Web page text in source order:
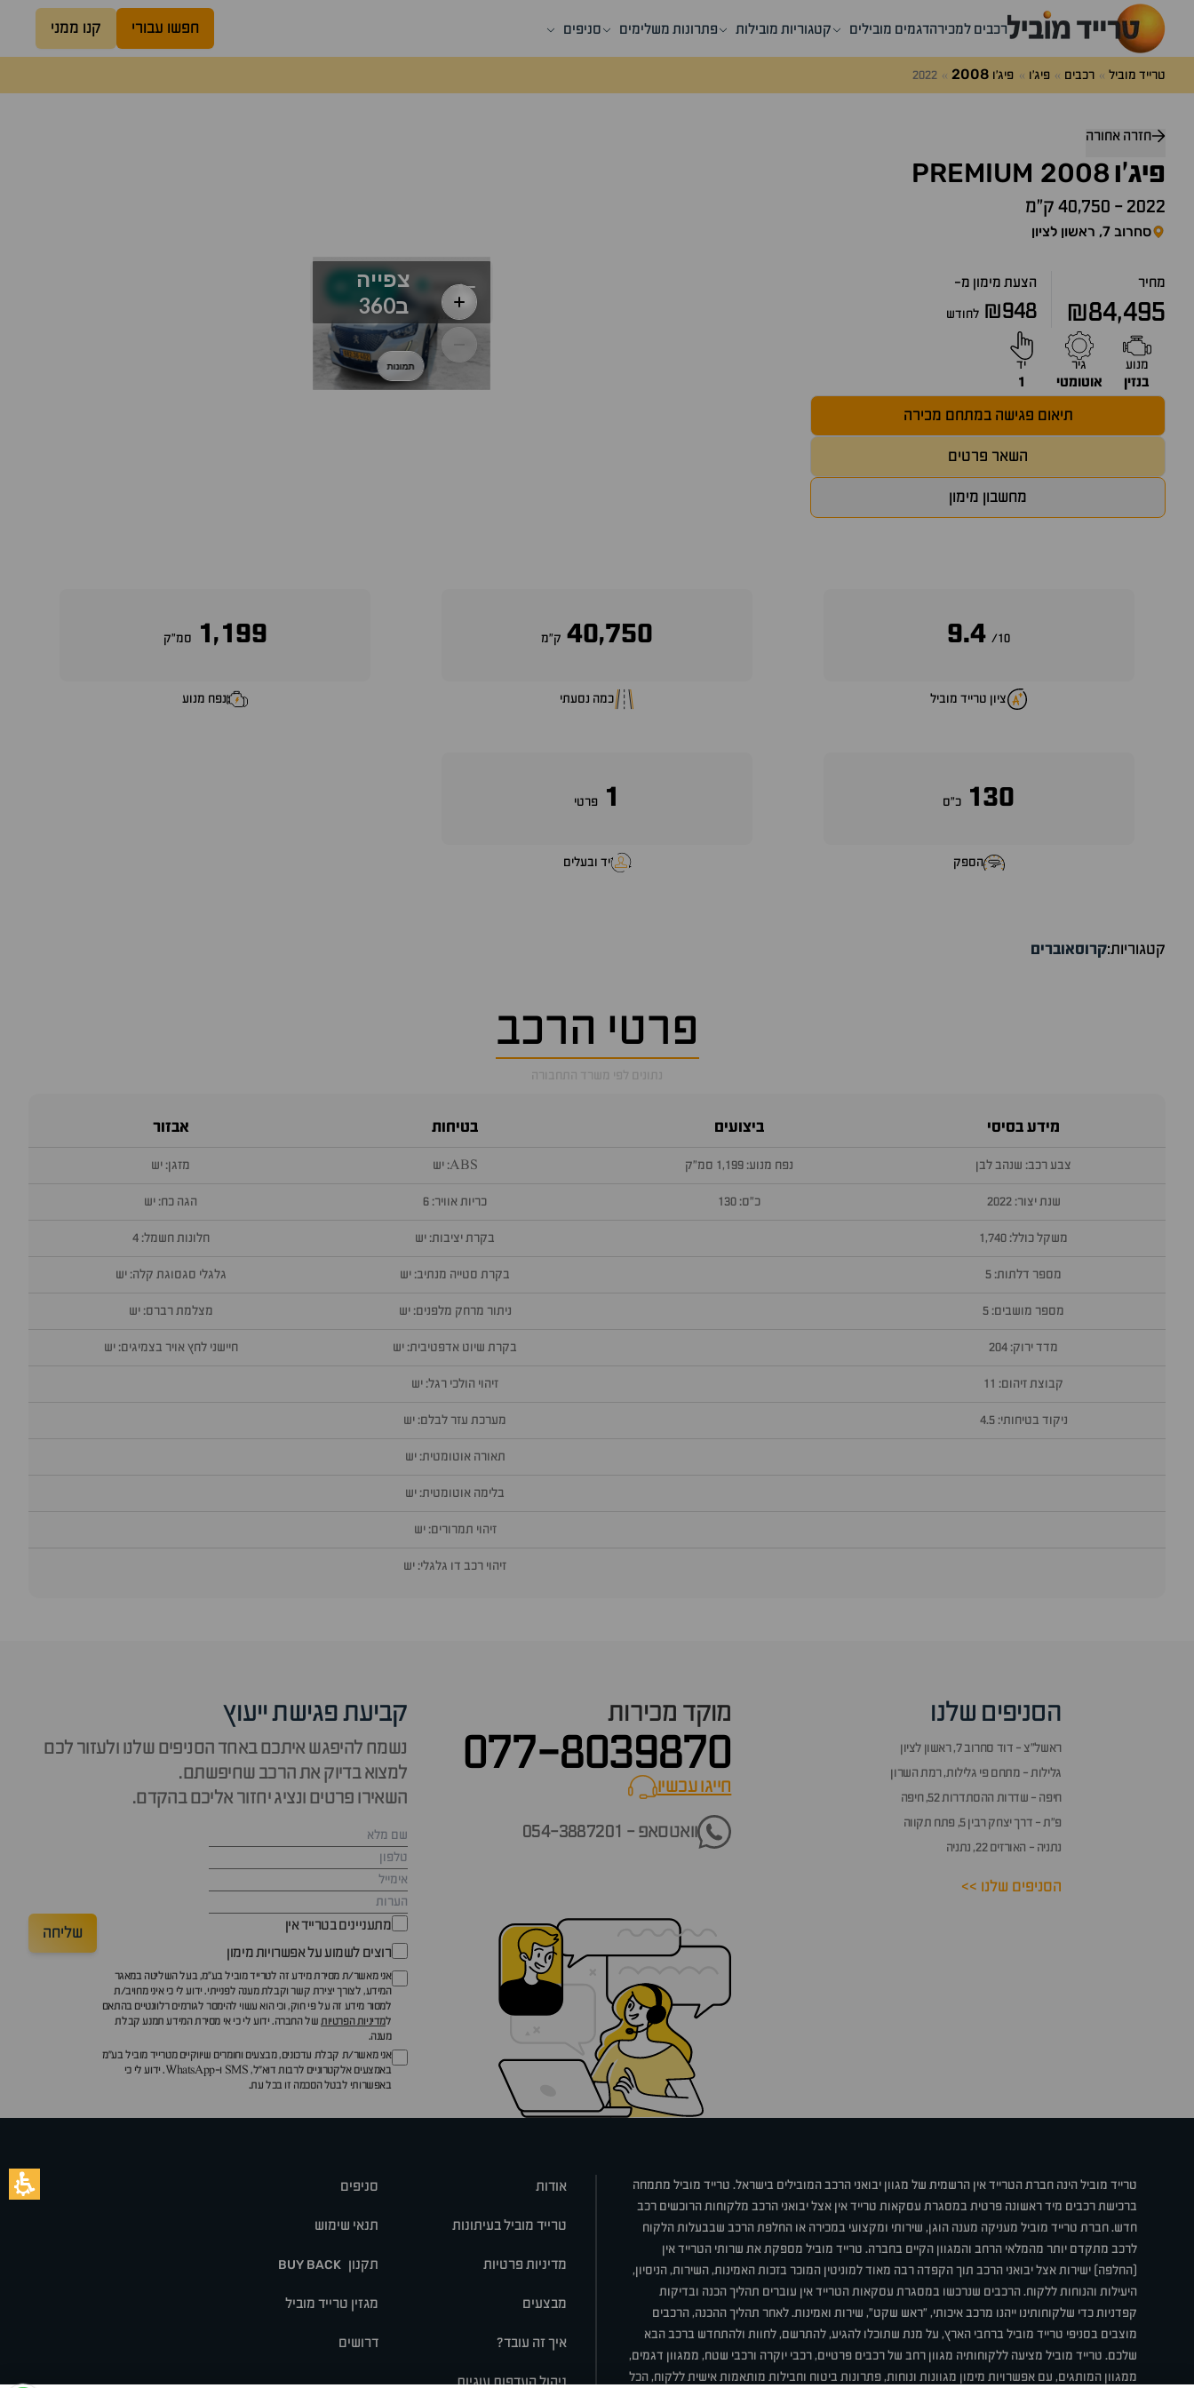
רכבים למכירהדגמים מובילים קטגוריות מובילות פתרונות משלימים סניפים חפשו עבורי קנו ממני
טרייד מוביל רכבים פיג'ו פיג'ו 2008
2022
שאלות
ותשובות
חזרה אחורה
פיג'ו 2008
PREMIUM
2022
- 40,750 ק״מ
סחרוב 7, ראשון לציון
מחיר
₪84,495
הצעת מימון מ-
₪948 לחודש
מנוע
בנזין
גיר
אוטומטי
יד
1
תיאום פגישה במתחם מכירה
השאר פרטים
מחשבון מימון
10/
9.4
ציון טרייד מוביל
40,750 ק״מ
כמה נסעתי
1,199 סמ״ק
נפח מנוע
130 כ״ס
הספק
1 פרטי
יד ובעלים
קטגוריות:קרוסאוברים
פרטי הרכב
נתונים לפי משרד התחבורה
מידע בסיסי
צבע רכב: שנהב לבן
שנת יצור: 2022
משקל כולל: 1,740
מספר דלתות: 5
מספר מושבים: 5
מדד ירוק: 204
קבוצת זיהום: 11
ניקוד בטיחותי: 4.5
ביצועים
נפח מנוע: 1,199 סמ״ק
כ״ס: 130
בטיחות
ABS: יש
כריות אוויר: 6
בקרת יציבות: יש
בקרת סטייה מנתיב: יש
ניתור מרחק מלפנים: יש
בקרת שיוט אדפטיבית: יש
זיהוי הולכי רגל: יש
מערכת עזר לבלם: יש
תאורה אוטומטית: יש
בלימה אוטומטית: יש
זיהוי תמרורים: יש
זיהוי רכב דו גלגלי: יש
אבזור
מזגן: יש
הגה כח: יש
חלונות חשמל: 4
גלגלי סגסוגת קלה: יש
מצלמת רברס: יש
חיישני לחץ אויר בצמיגים: יש
הסניפים שלנו
ראשל״צ - דוד סחרוב 7, ראשון לציון
גלילות - מתחם פי גלילות, רמת השרון
חיפה - שדרות ההסתדרות 52, חיפה
פ״ת - דרך יצחק רבין 5, פתח תקווה
נתניה - האורזים 22, נתניה
הסניפים שלנו >>
מוקד מכירות
077-8039870
חייגו עכשיוcall now
וואטסאפ - 054-3887201
קביעת פגישת ייעוץ
נשמח להיפגש איתכם באחד הסניפים שלנו ולעזור לכם
למצוא בדיוק את הרכב שחיפשתם.
השאירו פרטים ונציג יחזור אליכם בהקדם.
מתעניינים בטרייד אין
רוצים לשמוע על אפשרויות מימון
אני מאשר/ת מסירת מידע זה לטרייד מוביל בע"מ, בעל השליטה במאגר
המידע, לצורך יצירת קשר וקבלת מענה לפנייתי. ידוע לי כי איני מחויב/ת
למסור מידע זה על פי חוק, וכי הוא עשוי להימסר לגורמים רלוונטיים בהתאם
למדיניות הפרטיותשל החברה. ידוע לי כי אי מסירת המידע תמנע קבלת
מענה.
אני מאשר/ת קבלת עדכונים, מבצעים וחומרים שיווקיים מטרייד מוביל בע"מ
באמצעים אלקטרוניים לרבות דוא״ל, SMS ו-WhatsApp. ידוע לי כי
באפשרותי לבטל הסכמה זו בכל עת.
שליחה
טרייד מוביל הינה חברת הטרייד אין הרשמית של מגוון יבואני הרכב המובילים בישראל. טרייד מוביל מתמחה
ברכישת רכבים מיד ראשונה פרטית במסגרת עסקאות טרייד אין אצל יבואני הרכב מלקוחות הרוכשים רכב
חדש. חברת טרייד מוביל מעניקה מענה הוגן, שירותי ומקצועי במכירה או החלפת הרכב שבבעלות הלקוח
לרכב מתקדם יותר מהמלאי הרחב והמגוון הקיים בחברה. טרייד מוביל מספקת את שרותי הטרייד אין
(החלפה) ישירות אצל יבואני הרכב תוך הקפדה רבה מאוד למוניטין המוכר בזכות האמינות, השירות, הניסיון,
היעילות והנוחות ללקוח. הרכבים שנרכשו במסגרת עסקאות הטרייד אין עוברים תהליך הכנה ובדיקות
קפדניות כדי שלקוחותינו ייהנו מרכב איכותי, "ראש שקט", שירות ואמינות. לאחר תהליך ההכנה, הרכבים
מוצבים בסניפי טרייד מוביל ברחבי הארץ, על מנת שתוכלו להגיע, להתרשם, לחוות ולהתחדש ברכב הבא
שלכם. טרייד מוביל מציעה ללקוחותיה מגוון רחב של רכבים פרטיים, רכבי יוקרה ורכבי שטח, ממגוון דגמים,
ממגוון המותגים, עם אפשרויות מימון מגוונות ונוחות, פתרונות ביטוח וחבילות מותאמות אישית ללקוח, הכל
אודות סניפים
טרייד מוביל בעיתונות תנאי שימוש
מדיניות פרטיות תקנון BUY BACK
מבצעים מגזין טרייד מוביל
איך זה עובד? דרושים
ניהול העדפות עוגיות